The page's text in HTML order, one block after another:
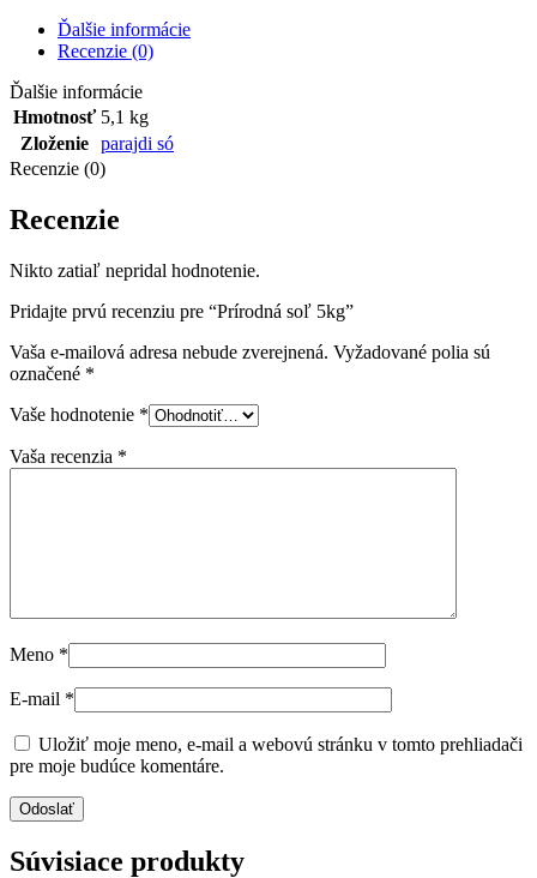
Ďalšie informácie
Recenzie (0)
Ďalšie informácie
Hmotnosť 5,1 kg
Zloženie parajdi só
Recenzie (0)
Recenzie
Nikto zatiaľ nepridal hodnotenie.
Pridajte prvú recenziu pre “Prírodná soľ 5kg”
Vaša e-mailová adresa nebude zverejnená. Vyžadované polia sú
označené *
Vaše hodnotenie *
Vaša recenzia *
Meno *
E-mail *
Uložiť moje meno, e-mail a webovú stránku v tomto prehliadači
pre moje budúce komentáre.
Súvisiace produkty